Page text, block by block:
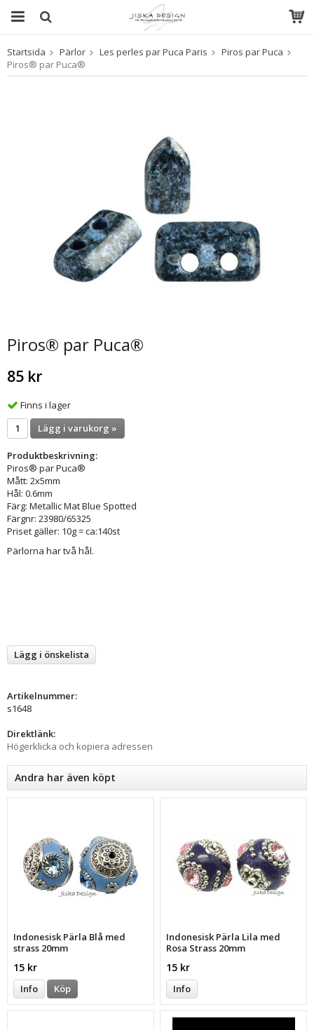
Produkten har blivit tillagd i varukorgen
Startsida Pärlor Les perles par Puca Paris
Piros par Puca
Piros® par Puca®
Piros® par Puca®
85 kr
Finns i lager
Lägg i varukorg »
Produktbeskrivning:
Piros® par Puca®
Mått: 2x5mm
Hål: 0.6mm
Färg: Metallic Mat Blue Spotted
Färgnr: 23980/65325
Priset gäller: 10g = ca:140st
Pärlorna har två hål.
Lägg i önskelista
Artikelnummer:
s1648
Direktlänk:
Högerklicka och kopiera adressen
Andra har även köpt
Indonesisk Pärla Blå med
strass 20mm
15 kr
Info Köp
Indonesisk Pärla Lila med
Rosa Strass 20mm
15 kr
Info